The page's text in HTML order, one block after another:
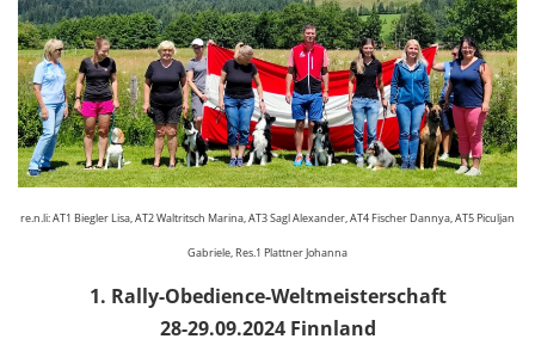
re.n.li: AT1 Biegler Lisa, AT2 Waltritsch Marina, AT3 Sagl Alexander, AT4 Fischer Dannya, AT5 Piculjan
Gabriele, Res.1 Plattner Johanna
1. Rally-Obedience-Weltmeisterschaft
28-29.09.2024 Finnland